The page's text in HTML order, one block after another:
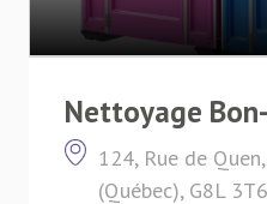
Nettoyage
124, Rue de
(Québec), G8L 3T6